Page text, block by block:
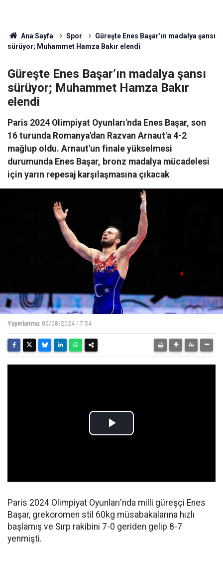
Ana Sayfa Spor
Güreşte Enes Başar’ın madalya şansı
sürüyor; Muhammet Hamza Bakır elendi
Güreşte Enes Başar’ın madalya şansı
sürüyor; Muhammet Hamza Bakır
elendi
Paris 2024 Olimpiyat Oyunları'nda Enes Başar, son
16 turunda Romanya'dan Razvan Arnaut'a 4-2
mağlup oldu. Arnaut'un finale yükselmesi
durumunda Enes Başar, bronz madalya mücadelesi
için yarın repesaj karşılaşmasına çıkacak
Yayınlanma: 05/08/2024 17:54
Paris 2024 Olimpiyat Oyunları'nda milli güreşçi Enes
Başar, grekoromen stil 60kg müsabakalarına hızlı
başlamış ve Sırp rakibini 7-0 geriden gelip 8-7
yenmişti.